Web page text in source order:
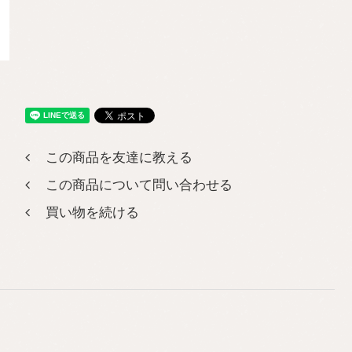
この商品を友達に教える
この商品について問い合わせる
買い物を続ける